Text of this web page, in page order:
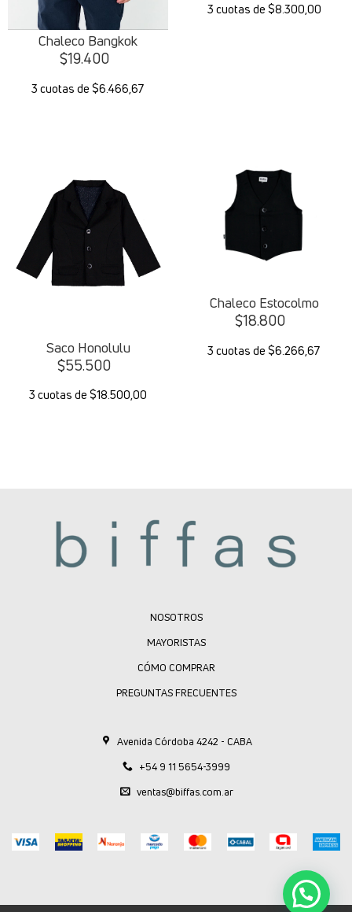
Chaleco Bangkok
$19.400
3 cuotas de $6.466,67
3 cuotas de $8.300,00
Saco Honolulu
$55.500
3 cuotas de $18.500,00
Chaleco Estocolmo
$18.800
3 cuotas de $6.266,67
NOSOTROS
MAYORISTAS
CÓMO COMPRAR
PREGUNTAS FRECUENTES
Avenida Córdoba 4242 - CABA
+54 9 11 5654-3999
ventas@biffas.com.ar